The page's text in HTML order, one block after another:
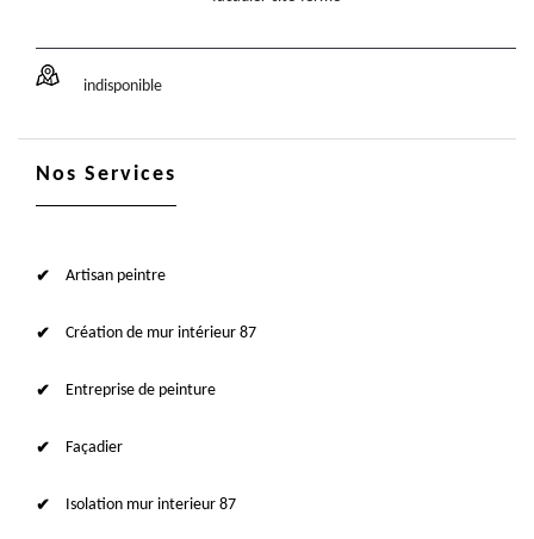
indisponible
Nos Services
Artisan peintre
Création de mur intérieur 87
Entreprise de peinture
Façadier
Isolation mur interieur 87